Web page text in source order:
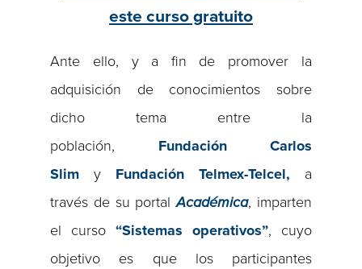
este curso gratuito
Ante ello, y a fin de promover la
adquisición de conocimientos sobre
dicho tema entre la
población, Fundación Carlos
Slim y Fundación Telmex-Telcel, a
través de su portalAcadémica, imparten
el curso “Sistemas operativos”, cuyo
objetivo es que los participantes